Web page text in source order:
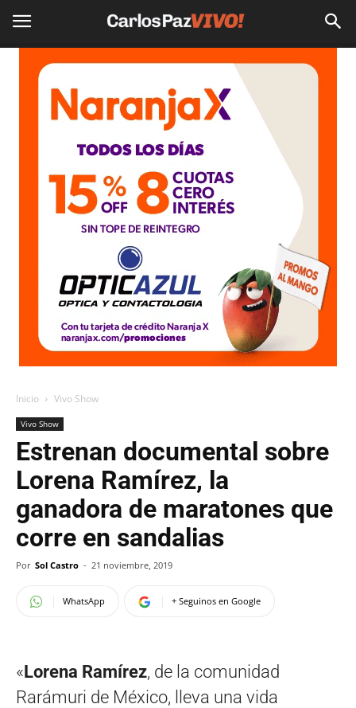
Inicio Vivo Show
Vivo Show
Estrenan documental sobre
Lorena Ramírez, la
ganadora de maratones que
corre en sandalias
Por Sol Castro - 21 noviembre, 2019
WhatsApp + Seguinos en Google
«Lorena Ramírez, de la comunidad
Rarámuri de México, lleva una vida